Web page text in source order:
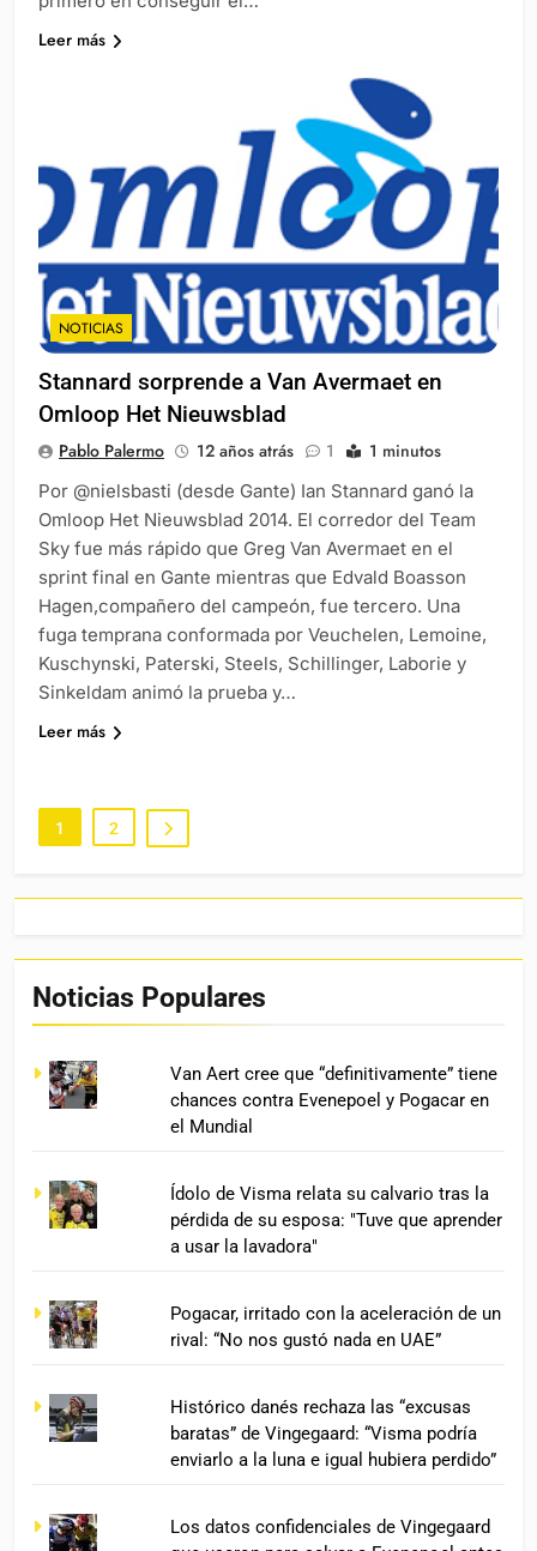
Leer más
NOTICIAS
Stannard sorprende a Van Avermaet en
Omloop Het Nieuwsblad
Pablo Palermo 12 años atrás 1 1 minutos
Por @nielsbasti (desde Gante) Ian Stannard ganó la
Omloop Het Nieuwsblad 2014. El corredor del Team
Sky fue más rápido que Greg Van Avermaet en el
sprint final en Gante mientras que Edvald Boasson
Hagen,compañero del campeón, fue tercero. Una
fuga temprana conformada por Veuchelen, Lemoine,
Kuschynski, Paterski, Steels, Schillinger, Laborie y
Sinkeldam animó la prueba y…
Leer más
1 2
Noticias Populares
Van Aert cree que “definitivamente” tiene
chances contra Evenepoel y Pogacar en
el Mundial
Ídolo de Visma relata su calvario tras la
pérdida de su esposa: "Tuve que aprender
a usar la lavadora"
Pogacar, irritado con la aceleración de un
rival: “No nos gustó nada en UAE”
Histórico danés rechaza las “excusas
baratas” de Vingegaard: “Visma podría
enviarlo a la luna e igual hubiera perdido”
Los datos confidenciales de Vingegaard